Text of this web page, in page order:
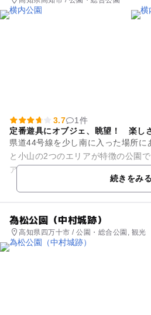
3.7
1件
定番遊具にオブジェ、眺望！ 楽し
県道44号線を少し南に入った場所に
と小山の2つのエリアが特徴の公園です。 道路沿いの
アには、整地された広々としたフリ
続きをみる
為松公園（中村城跡）
高知県四万十市 / 公園・総合公園, 観光